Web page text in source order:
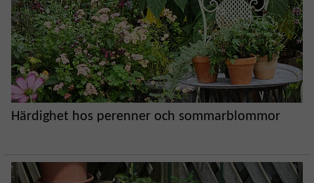
Härdighet hos perenner och sommarblommor